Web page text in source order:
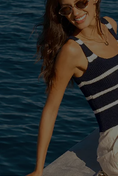
Polityka Prywatności
Warunki & Zasady
Łańcuch Dostaw Cupshe
20% Zniżki na SMS
POPULARNA KOLEKCJA